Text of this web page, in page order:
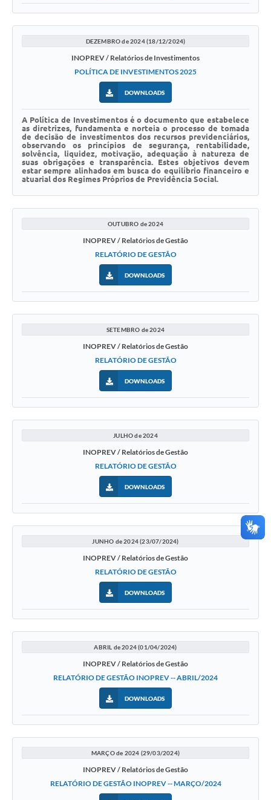
DEZEMBRO de 2024 (18/12/2024)
INOPREV / Relatórios de Investimentos
POLÍTICA DE INVESTIMENTOS 2025
DOWNLOADS
A Política de Investimentos é o documento que estabelece
as diretrizes, fundamenta e norteia o processo de tomada
de decisão de investimentos dos recursos previdenciários,
observando os princípios de segurança, rentabilidade,
solvência, liquidez, motivação, adequação à natureza de
suas obrigações e transparência. Estes objetivos devem
estar sempre alinhados em busca do equilíbrio financeiro e
atuarial dos Regimes Próprios de Previdência Social.
OUTUBRO de 2024
INOPREV / Relatórios de Gestão
RELATÓRIO DE GESTÃO
DOWNLOADS
SETEMBRO de 2024
INOPREV / Relatórios de Gestão
RELATÓRIO DE GESTÃO
DOWNLOADS
JULHO de 2024
INOPREV / Relatórios de Gestão
RELATÓRIO DE GESTÃO
DOWNLOADS
JUNHO de 2024 (23/07/2024)
INOPREV / Relatórios de Gestão
RELATÓRIO DE GESTÃO
DOWNLOADS
ABRIL de 2024 (01/04/2024)
INOPREV / Relatórios de Gestão
RELATÓRIO DE GESTÃO INOPREV -- ABRIL/2024
DOWNLOADS
MARÇO de 2024 (29/03/2024)
INOPREV / Relatórios de Gestão
RELATÓRIO DE GESTÃO INOPREV -- MARÇO/2024